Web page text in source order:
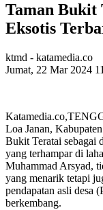
Taman Bukit
Eksotis
ktmd - katamedia.co
Jumat, 22 Mar 2024
Loa Janan,
Bukit Teratai sebagai
yang terhampar di
Muhammad Arsyad,
yang menarik tetapi
pendapatan asli desa
berkembang.